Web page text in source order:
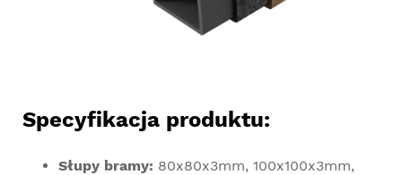
Specyfikacja produktu:
Słupy bramy: 80x80x3mm, 100x100x3mm,